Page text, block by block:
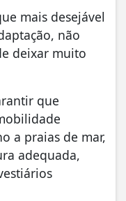
mais desejável
não
deixar muito
que
a praias de mar,
adequada,